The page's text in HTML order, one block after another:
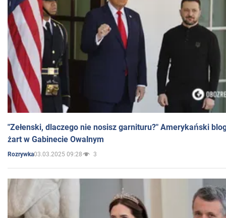
"Zełenski, dlaczego nie nosisz garnituru?" Amerykański
żart w Gabinecie Owalnym
Rozrywka03.03.2025 09:28 3